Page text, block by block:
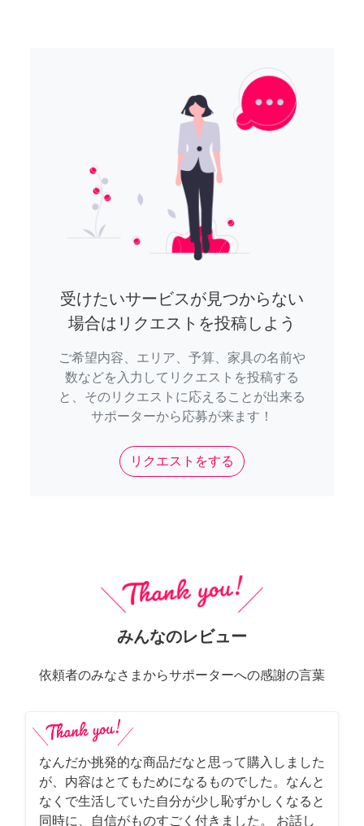
受けたいサービスが見つからない
場合はリクエストを投稿しよう
ご希望内容、エリア、予算、家具の名前や
数などを入力してリクエストを投稿する
と、そのリクエストに応えることが出来る
サポーターから応募が来ます！
リクエストをする
みんなのレビュー
依頼者のみなさまからサポーターへの感謝の言葉
なんだか挑発的な商品だなと思って購入しました
が、内容はとてもためになるものでした。なんと
なくで生活していた自分が少し恥ずかしくなると
同時に、自信がものすごく付きました。 お話し